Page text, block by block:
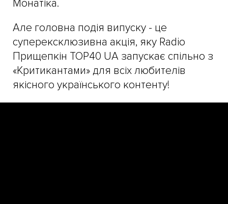
Монатіка.
Але головна подія випуску - це
суперексклюзивна акція, яку Radio
Прищепкін TOP40 UA запускає спільно з
«Критикантами» для всіх любителів
якісного українського контенту!